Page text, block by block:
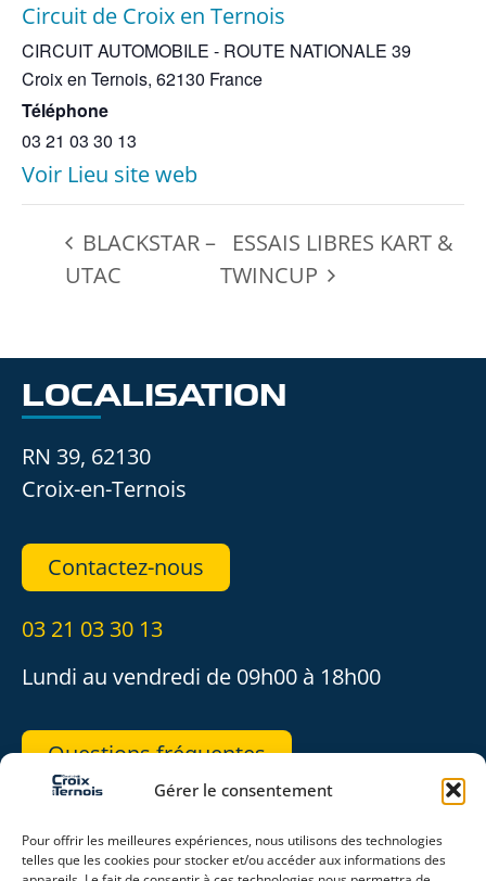
Gérer le consentement
Pour offrir les meilleures expériences, nous utilisons des technologies
telles que les cookies pour stocker et/ou accéder aux informations des
Circuit de Croix en Ternois
CIRCUIT AUTOMOBILE - ROUTE NATIONALE 39
Croix en Ternois, 62130 France
Téléphone
03 21 03 30 13
Voir Lieu site web
BLACKSTAR –
UTAC
ESSAIS LIBRES KART &
TWINCUP
LOCALISATION
RN 39, 62130
Croix-en-Ternois
Contactez-nous
03 21 03 30 13
Lundi au vendredi de 09h00 à 18h00
Questions fréquentes